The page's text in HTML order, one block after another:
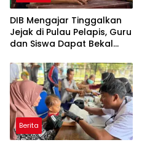
DIB Mengajar Tinggalkan
Jejak di Pulau Pelapis, Guru
dan Siswa Dapat Bekal
Berita